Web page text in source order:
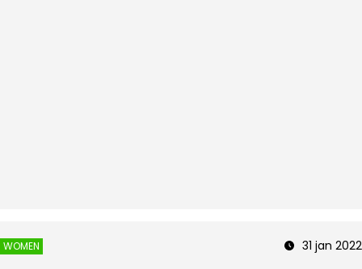
WOMEN 31 jan 2022